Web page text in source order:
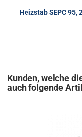
Heizstab SEPC 95,
Kunden, welche
auch folgende